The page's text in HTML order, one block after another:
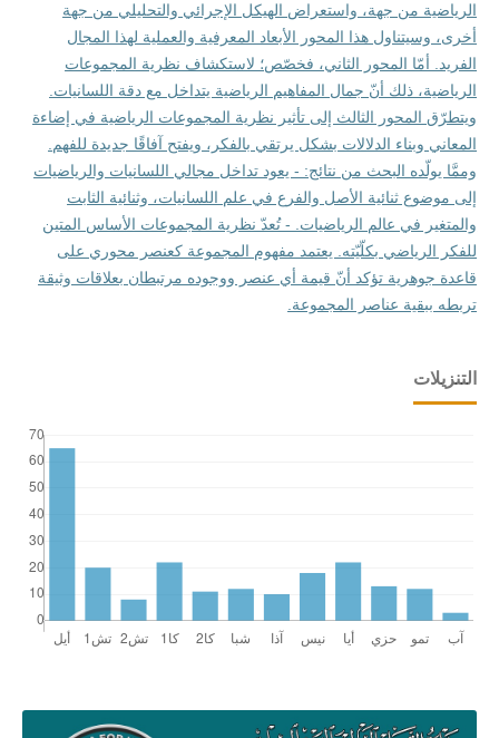
الرياضية من جهة، واستعراض الهيكل الإجرائي والتحليلي من جهة
أخرى، وسيتناول هذا المحور الأبعاد المعرفية والعملية لهذا المجال
الفريد. أمّا المحور الثاني، فخصّص؛ لاستكشاف نظرية المجموعات
الرياضية، ذلك أنّ جمال المفاهيم الرياضية يتداخل مع دقة اللسانيات.
ويتطرّق المحور الثالث إلى تأثير نظرية المجموعات الرياضية في إضاءة
المعاني وبناء الدلالات بشكل يرتقي بالفكر، ويفتح آفاقًا جديدة للفهم.
وممَّا يولّده البحث من نتائج: - يعود تداخل مجالي اللسانيات والرياضيات
إلى موضوع ثنائية الأصل والفرع في علم اللسانيات، وثنائية الثابت
والمتغير في عالم الرياضيات. - تُعدّ نظرية المجموعات الأساس المتين
للفكر الرياضي بكلّيّته. يعتمد مفهوم المجموعة كعنصر محوري على
قاعدة جوهرية تؤكد أنّ قيمة أي عنصر ووجوده مرتبطان بعلاقات وثيقة
تربطه ببقية عناصر المجموعة.
التنزيلات